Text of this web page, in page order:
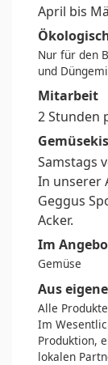
April bis
Nur für den
und
Mitarbeit
2 Stunden
Samstags
In unserer
Geggus
Acker.
Im
Gemüse
Aus
Alle
Im
Produktion,
lokalen